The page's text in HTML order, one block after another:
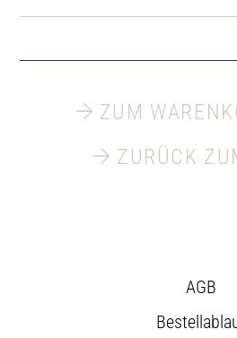
ZUM
ZURÜCK
AGB